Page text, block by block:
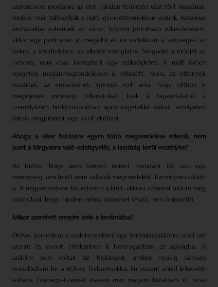
szerencsére mostanra az élet minden területén utat tört magának.
Amikor már túlfeszítjük a húrt, gyorséttermekben eszünk, hatalmas
áruházakba rohanunk az olcsó, folyton pótolható étkészletekért,
akkor egy pont után jó megállni, és rácsodálkozni a szépségre, az
ízekre, a kreativitásra, az alkotói energiákra. Megadni a módját az
evésnek, nem csak kielégíteni egy szükségletet. A múlt évben
rengeteg magánmegrendelésem is érkezett. Noha az éttermek
bezártak, az embereknek igényük volt arra, hogy otthon is
megéljenek minőségi pillanatokat. Ezek a tapasztalatok a
személytelen hétköznapokban apró szigetekké váltak, amelyeken
jólesik megpihenni, egy kicsit elidőzni.
Ahogy a siker hatására egyre több megrendelése érkezik, nem
pont a tárgyakra való odafigyelés, a lassúság kerül veszélybe?
Az biztos, hogy nem könnyű nemet mondani. De van egy
mennyiség, ami felett nem vállalok megrendelést, bármilyen csábító
is. A negyven-ötven fős étterem a limit, ekkora számnál tudom még
biztosítani, hogy minden edény örömmel készül, nem önismétlő.
Mikor szeretett ennyire bele a kerámiába?
Ötéves koromban a szüleim elvittek egy kerámiaszakkörre, ahol szó
szerint és elvont értelemben is beleragadtam az agyagba. A
szüleim nem voltak túl boldogok, amikor nyakig sárosan
préselődtem be a 601-es Trabantunkba. Én viszont annál lelkesebb
voltam, tizenegy-tizenkét évesen már magam kutattam ki, hova